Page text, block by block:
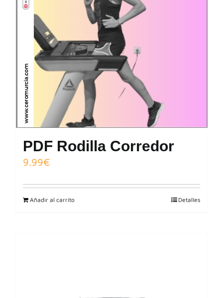
PDF Rodilla Corredor
9.99€
Añadir al carrito Detalles